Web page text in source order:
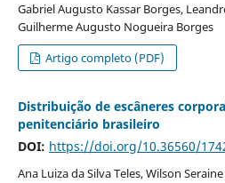
Gabriel Augusto Kassar Borges,
Guilherme Augusto Nogueira Borges
Artigo completo (PDF)
Distribuição de escâneres
penitenciário brasileiro
DOI: https://doi.org/10.36560/
Ana Luiza da Silva Teles, Wilson